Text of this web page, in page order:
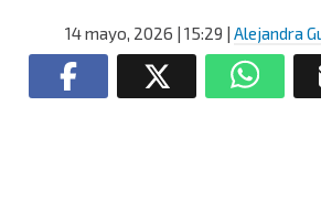
14 mayo, 2026 | 15:29 | Alejandra